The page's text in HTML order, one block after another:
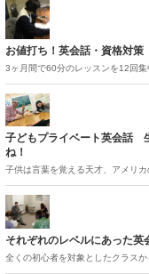
お値打ち！英会話・資格対
3ヶ月間で60分のレッスンを12回
子どもプライベート英会話
ね！
子供は言葉を覚える天才、アメリ
それぞれのレベルにあった
全くの初心者を対象としたクラス